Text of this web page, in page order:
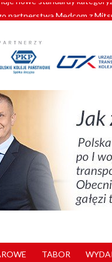
znów szuka
kolejowych w północnej
nowe standardy
TABOR